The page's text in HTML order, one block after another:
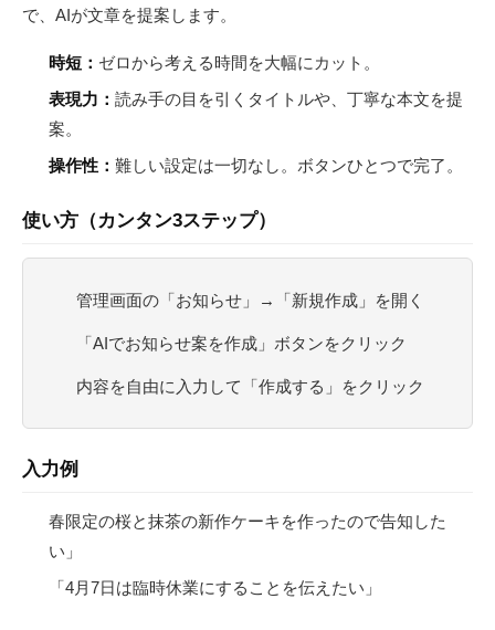
で、AIが文章を提案します。
時短： ゼロから考える時間を大幅にカット。
表現力： 読み手の目を引くタイトルや、丁寧な本文を提
案。
操作性： 難しい設定は一切なし。ボタンひとつで完了。
使い方（カンタン3ステップ）
管理画面の「お知らせ」→「新規作成」を開く
「AIでお知らせ案を作成」ボタンをクリック
内容を自由に入力して「作成する」をクリック
入力例
春限定の桜と抹茶の新作ケーキを作ったので告知した
い」
「4月7日は臨時休業にすることを伝えたい」